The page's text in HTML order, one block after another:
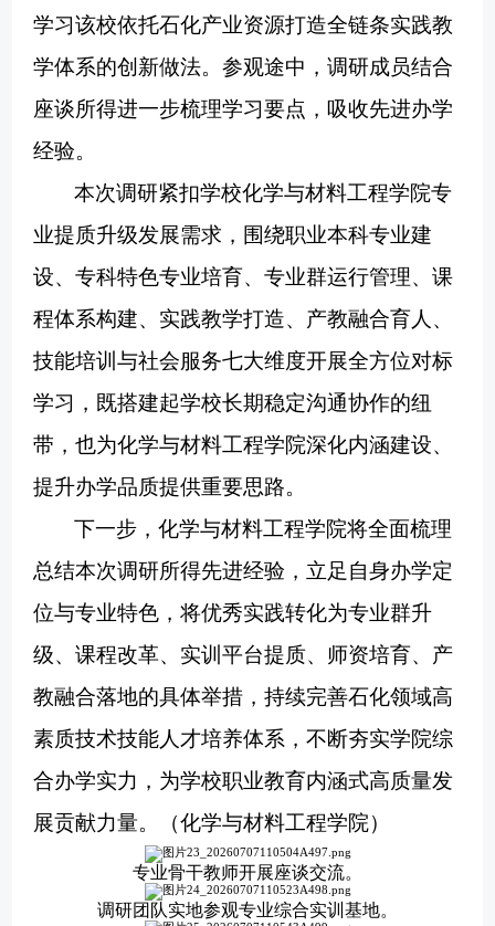
学习该校依托石化产业资源打造全链条实践教
学体系的创新做法。参观途中，调研成员结合
座谈所得进一步梳理学习要点，吸收先进办学
经验。
本次调研紧扣学校化学与材料工程学院专
业提质升级发展需求，围绕职业本科专业建
设、专科特色专业培育、专业群运行管理、课
程体系构建、实践教学打造、产教融合育人、
技能培训与社会服务七大维度开展全方位对标
学习，既搭建起学校长期稳定沟通协作的纽
带，也为化学与材料工程学院深化内涵建设、
提升办学品质提供重要思路。
下一步，化学与材料工程学院将全面梳理
总结本次调研所得先进经验，立足自身办学定
位与专业特色，将优秀实践转化为专业群升
级、课程改革、实训平台提质、师资培育、产
教融合落地的具体举措，持续完善石化领域高
素质技术技能人才培养体系，不断夯实学院综
合办学实力，为学校职业教育内涵式高质量发
展贡献力量。（化学与材料工程学院）
专业骨干教师开展座谈交流。
调研团队实地参观专业综合实训基地。